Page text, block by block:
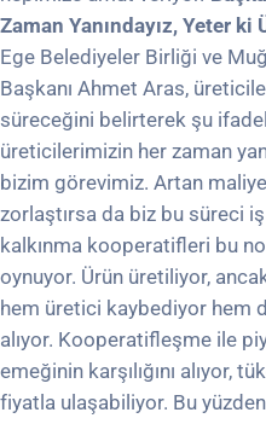
Zaman Yanındayız, Yeter
Ege Belediyeler Birliği ve
Başkanı Ahmet Aras,
süreceğini belirterek şu
üreticilerimizin her zaman
bizim görevimiz. Artan
zorlaştırsa da biz bu süreci
kalkınma kooperatifleri bu
oynuyor. Ürün üretiliyor,
hem üretici kaybediyor hem
alıyor. Kooperatifleşme ile
emeğinin karşılığını alıyor,
fiyatla ulaşabiliyor. Bu